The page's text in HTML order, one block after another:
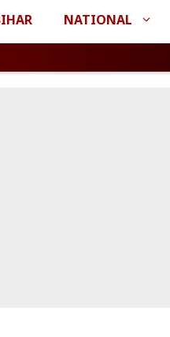
NATIONAL